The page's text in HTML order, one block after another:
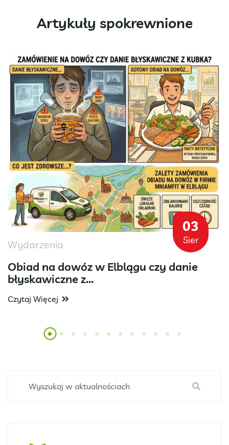
Artykuły spokrewnione
03
Sier
Wydarzenia
Obiad na dowóz w Elblągu czy danie
błyskawiczne z...
Czytaj Więcej